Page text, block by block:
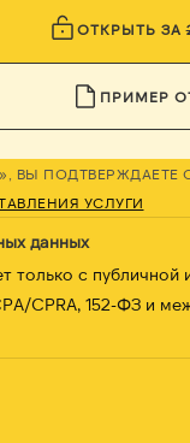
ОТКРЫТЬ ЗА
ПРИМЕР
ВЫ ПОДТВЕРЖДАЕТЕ
УСЛУГИ
данных
только с
CPRA, 152-ФЗ и